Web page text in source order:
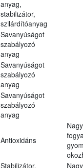
anyag,
stabilizátor,
szilárdítóanyag
Savanyúságot
szabályozó
anyag
Savanyúságot
szabályozó
anyag
Savanyúságot
szabályozó
anyag
Antioxidáns
Stabilizátor,